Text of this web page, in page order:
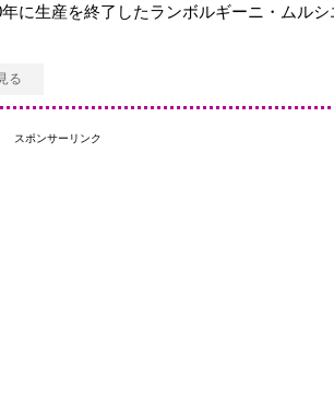
に生産を終了したランボルギーニ・ムル
る
スポンサーリンク